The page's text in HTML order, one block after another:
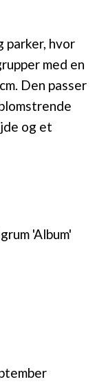
parker, hvor
med en
Den passer
og et
'Album'